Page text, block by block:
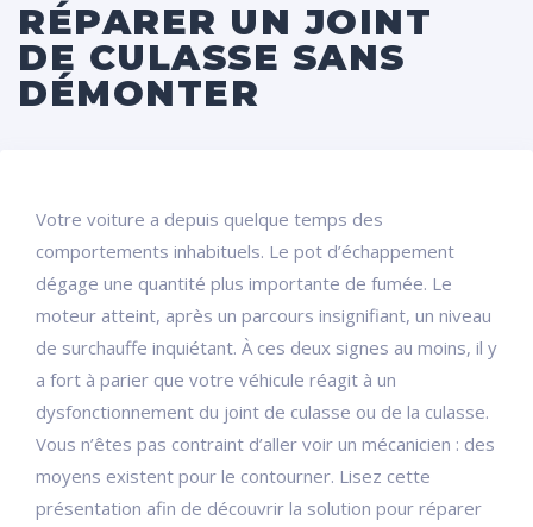
RÉPARER UN JOINT
DE CULASSE SANS
DÉMONTER
Votre voiture a depuis quelque temps des
comportements inhabituels. Le pot d’échappement
dégage une quantité plus importante de fumée. Le
moteur atteint, après un parcours insignifiant, un niveau
de surchauffe inquiétant. À ces deux signes au moins, il y
a fort à parier que votre véhicule réagit à un
dysfonctionnement du joint de culasse ou de la culasse.
Vous n’êtes pas contraint d’aller voir un mécanicien : des
moyens existent pour le contourner. Lisez cette
présentation afin de découvrir la solution pour réparer